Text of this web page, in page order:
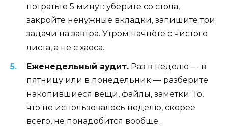
потратьте 5 минут: уберите со стола,
закройте ненужные вкладки, запишите три
задачи на завтра. Утром начнёте с чистого
листа, а не с хаоса.
Еженедельный аудит. Раз в неделю — в
пятницу или в понедельник — разберите
накопившиеся вещи, файлы, заметки. То,
что не использовалось неделю, скорее
всего, не понадобится вообще.